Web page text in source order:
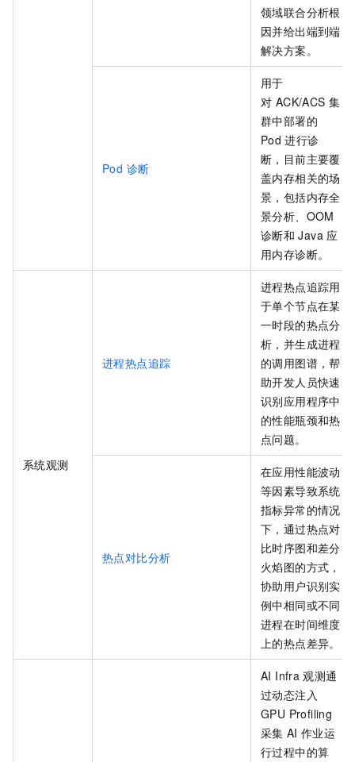
领域联合分析根
因并给出端到端
解决方案。
Pod 诊断
用于
对 ACK/ACS 集
群中部署的
Pod 进行诊
断，目前主要覆
盖内存相关的场
景，包括内存全
景分析、OOM
诊断和 Java 应
用内存诊断。
系统观测
进程热点追踪
进程热点追踪用
于单个节点在某
一时段的热点分
析，并生成进程
的调用图谱，帮
助开发人员快速
识别应用程序中
的性能瓶颈和热
点问题。
热点对比分析
在应用性能波动
等因素导致系统
指标异常的情况
下，通过热点对
比时序图和差分
火焰图的方式，
协助用户识别实
例中相同或不同
进程在时间维度
上的热点差异。
AI Infra 观测通
过动态注入
GPU Profiling
采集 AI 作业运
行过程中的算